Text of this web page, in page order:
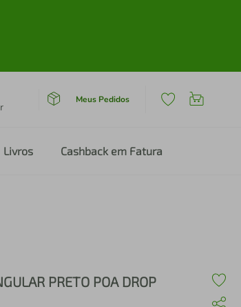
Meus Pedidos
Livros Cashback em Fatura
PRETO POA DROP